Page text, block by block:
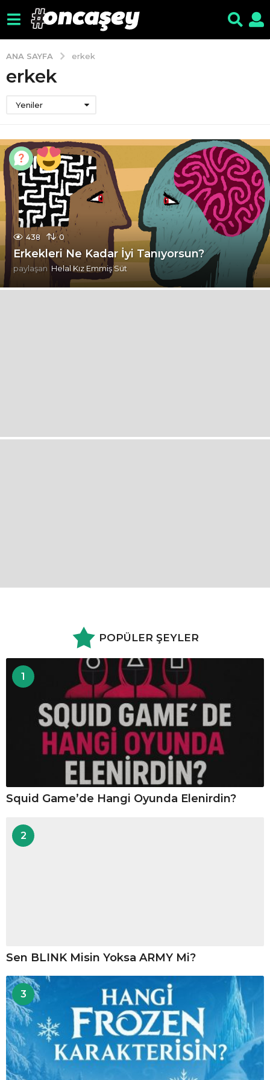
ANA SAYFA erkek
erkek
Yeniler
438 0
Erkekleri Ne Kadar İyi Tanıyorsun?
paylaşan Helal Kız Emmiş Süt
POPÜLER ŞEYLER
1
Squid Game’de Hangi Oyunda Elenirdin?
2
Sen BLINK Misin Yoksa ARMY Mi?
3